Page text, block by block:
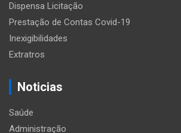
Dispensa Licitação
Prestação de Contas Covid-19
Inexigibilidades
Extratros
Noticias
Saúde
Administração